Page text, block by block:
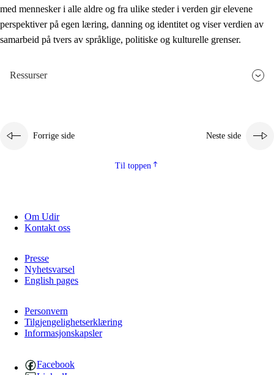
med mennesker i alle aldre og fra ulike steder i verden gir elevene
perspektiver på egen læring, danning og identitet og viser verdien av
samarbeid på tvers av språklige, politiske og kulturelle grenser.
Ressurser
Forrige side Neste side
Til toppen
Om Udir
Kontakt oss
Presse
Nyhetsvarsel
English pages
Personvern
Tilgjengelighetserklæring
Informasjonskapsler
Facebook